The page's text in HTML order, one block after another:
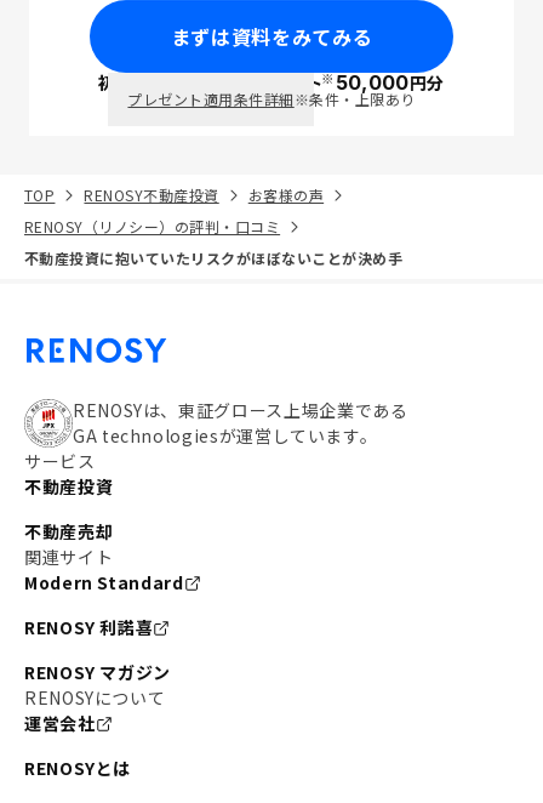
まずは資料をみてみる
初回面談で ポイント※50,000円分
プレゼント適用条件詳細※条件・上限あり
TOP RENOSY不動産投資
お客様の声
RENOSY（リノシー）の評判・口コミ
不動産投資に抱いていたリスクがほぼないことが決め手
RENOSYは、東証グロース上場企業である
GA technologiesが運営しています。
サービス
不動産投資
不動産売却
関連サイト
Modern Standard
RENOSY 利諾喜
RENOSY マガジン
RENOSYについて
運営会社
RENOSYとは